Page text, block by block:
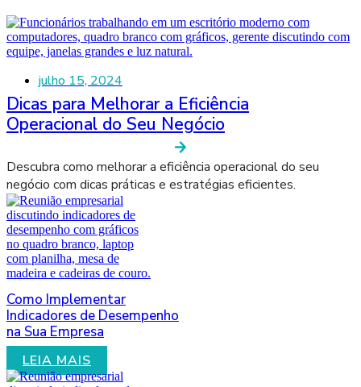
julho 15, 2024
Dicas para Melhorar a Eficiência
Operacional do Seu Negócio
Descubra como melhorar a eficiência operacional do seu
negócio com dicas práticas e estratégias eficientes.
Como Implementar
Indicadores de Desempenho
na Sua Empresa
LEIA MAIS